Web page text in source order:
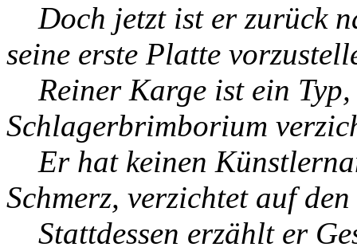
Doch jetzt ist er zurück
seine erste Platte
Reiner Karge ist ein
Schlagerbrimborium
Er hat keinen
Schmerz, verzichtet auf
Stattdessen erzählt er